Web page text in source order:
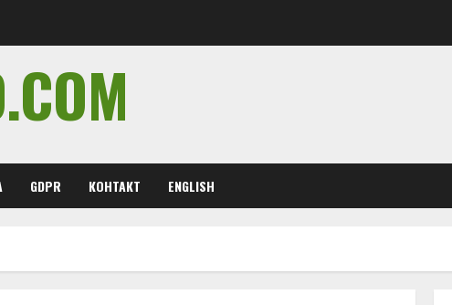
GDPR КОНТАКТ ENGLISH